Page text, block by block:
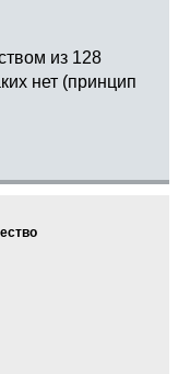
из 128
нет (принцип